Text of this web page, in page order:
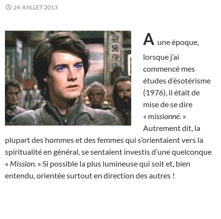
24 JUILLET 2013
A une époque,
lorsque j’ai
commencé mes
études d’ésotérisme
(1976), il était de
mise de se dire
« missionné . »
Autrement dit, la
plupart des hommes et des femmes qui s’orientaient vers la
spiritualité en général, se sentaient investis d’une quelconque
« Mission . » Si possible la plus lumineuse qui soit et, bien
entendu, orientée surtout en direction des autres !